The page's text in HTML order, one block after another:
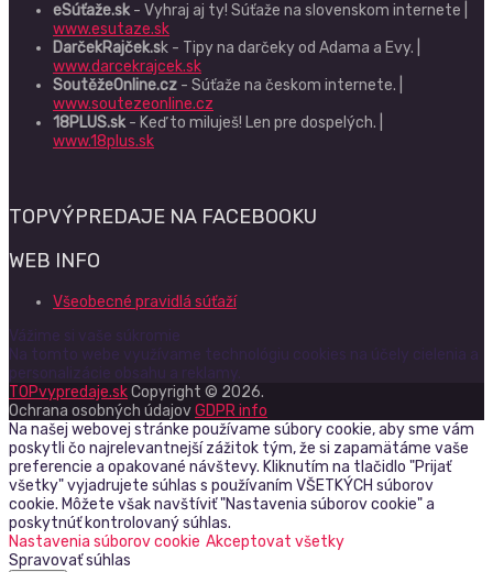
eSúťaže.sk- Vyhraj aj ty! Súťaže na slovenskom internete |
www.esutaze.sk
DarčekRajček.sk - Tipy na darčeky od Adama a Evy. |
www.darcekrajcek.sk
SoutěžeOnline.cz - Súťaže na českom internete. |
www.soutezeonline.cz
18PLUS.sk- Keď to miluješ! Len pre dospelých. |
www.18plus.sk
TOPVÝPREDAJE NA FACEBOOKU
WEB INFO
Všeobecné pravidlá súťaží
Vážime si vaše súkromie
Na tomto webe využívame technológiu cookies na účely cielenia a
personalizácie obsahu a reklamy.
TOPvypredaje.skCopyright © 2026.
Ochrana osobných údajovGDPR info
Na našej webovej stránke používame súbory cookie, aby sme vám
poskytli čo najrelevantnejší zážitok tým, že si zapamätáme vaše
preferencie a opakované návštevy. Kliknutím na tlačidlo "Prijať
všetky" vyjadrujete súhlas s používaním VŠETKÝCH súborov
cookie. Môžete však navštíviť "Nastavenia súborov cookie" a
poskytnúť kontrolovaný súhlas.
Nastavenia súborov cookie Akceptovat všetky
Spravovať súhlas